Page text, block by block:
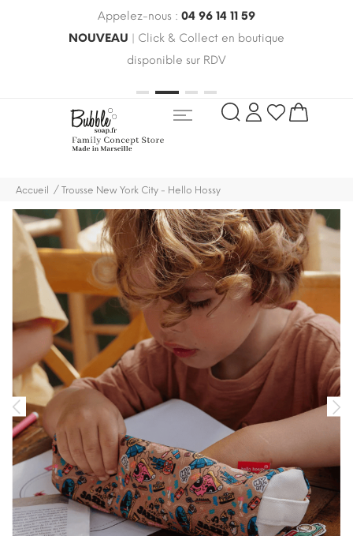
Appelez-nous : 04 96 14 11 59
NOUVEAU | Click & Collect en boutique
disponible sur RDV
Accueil Trousse New York City - Hello Hossy